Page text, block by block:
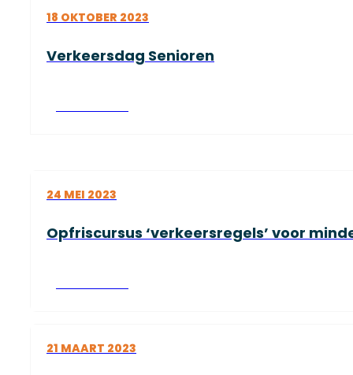
18 OKTOBER 2023
Verkeersdag Senioren
24 MEI 2023
Opfriscursus ‘verkeersregels’ voor
21 MAART 2023